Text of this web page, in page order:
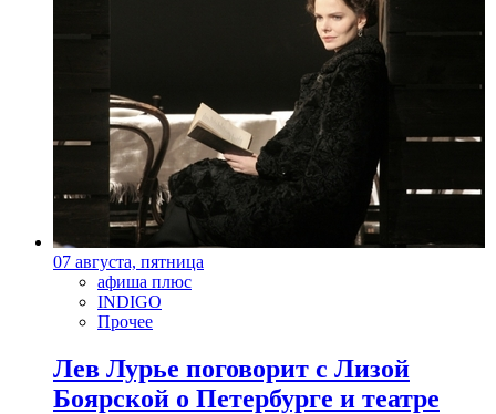
07 августа, пятница
афиша плюс
INDIGO
Прочее
Лев Лурье поговорит с Лизой
Боярской о Петербурге и театре